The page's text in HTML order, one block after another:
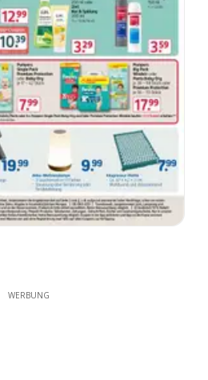
WERBUNG